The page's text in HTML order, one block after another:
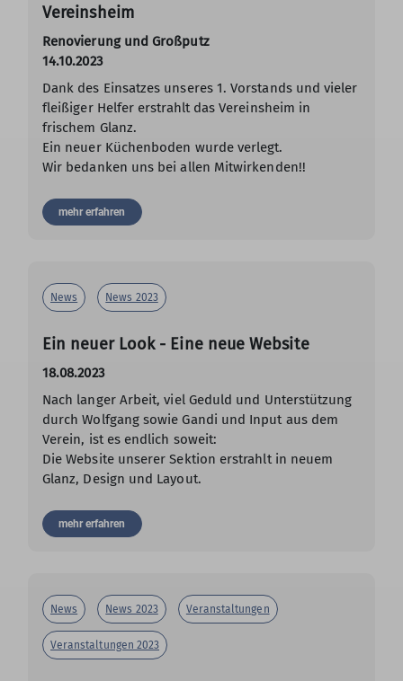
Vereinsheim
Renovierung und Großputz
14.10.2023
Dank des Einsatzes unseres 1. Vorstands und vieler
fleißiger Helfer erstrahlt das Vereinsheim in
frischem Glanz.
Ein neuer Küchenboden wurde verlegt.
Wir bedanken uns bei allen Mitwirkenden!!
mehr erfahren
News News 2023
Ein neuer Look - Eine neue Website
18.08.2023
Nach langer Arbeit, viel Geduld und Unterstützung
durch Wolfgang sowie Gandi und Input aus dem
Verein, ist es endlich soweit:
Die Website unserer Sektion erstrahlt in neuem
Glanz, Design und Layout.
mehr erfahren
News News 2023 Veranstaltungen
Veranstaltungen 2023